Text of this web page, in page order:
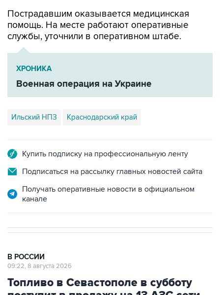
службы, уточнили в оперативном штабе.
ХРОНИКА
Военная операция на Украине
Ильский НПЗ Краснодарский край
Подписаться на рассылку главных новостей сайта
Получать оперативные новости в официальном
Топливо в Севастополе в субботу
поступит в продажу на 13 АЗС сети
"Атан"